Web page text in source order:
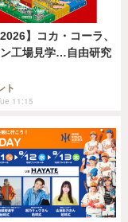
2026】コカ・コーラ、
工場見学…自由研究
ト
11:15